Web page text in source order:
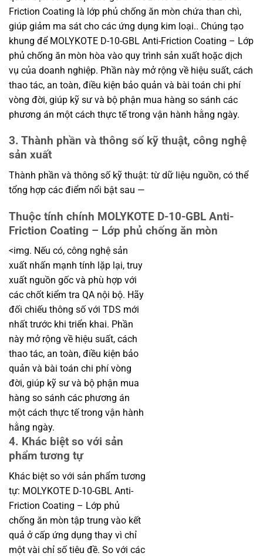
Friction Coating là lớp phủ chống ăn mòn chứa than chì,
giúp giảm ma sát cho các ứng dụng kim loại.. Chúng tạo
khung để MOLYKOTE D-10-GBL Anti-Friction Coating – Lớp
phủ chống ăn mòn hòa vào quy trình sản xuất hoặc dịch
vụ của doanh nghiệp. Phần này mở rộng về hiệu suất, cách
thao tác, an toàn, điều kiện bảo quản và bài toán chi phí
vòng đời, giúp kỹ sư và bộ phận mua hàng so sánh các
phương án một cách thực tế trong vận hành hằng ngày.
3. Thành phần và thông số kỹ thuật, công nghệ
sản xuất
Thành phần và thông số kỹ thuật: từ dữ liệu nguồn, có thể
tổng hợp các điểm nổi bật sau —
Thuộc tính chính MOLYKOTE D-10-GBL Anti-
Friction Coating – Lớp phủ chống ăn mòn
<img. Nếu có, công nghệ sản
xuất nhấn mạnh tính lặp lại, truy
xuất nguồn gốc và phù hợp với
các chốt kiểm tra QA nội bộ. Hãy
đối chiếu thông số với TDS mới
nhất trước khi triển khai. Phần
này mở rộng về hiệu suất, cách
thao tác, an toàn, điều kiện bảo
quản và bài toán chi phí vòng
đời, giúp kỹ sư và bộ phận mua
hàng so sánh các phương án
một cách thực tế trong vận hành
hằng ngày.
4. Khác biệt so với sản
phẩm tương tự
Khác biệt so với sản phẩm tương
tự: MOLYKOTE D-10-GBL Anti-
Friction Coating – Lớp phủ
chống ăn mòn tập trung vào kết
quả ở cấp ứng dụng thay vì chỉ
một vài chỉ số tiêu đề. So với các